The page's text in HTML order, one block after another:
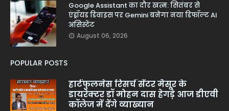
Google Assistant का दौर खत्म: सितंबर से
एंड्रॉयड डिवाइस पर Gemini बनेगा नया डिफॉल्ट AI
असिस्टेंट
August 06, 2026
POPULAR POSTS
हार्टफुलनेस रिसर्च सेंटर मैसूर के
डायरेक्टर डॉ मोहन दास हेगड़े आज डीएवी
कॉलेज में देंगे व्याख्यान